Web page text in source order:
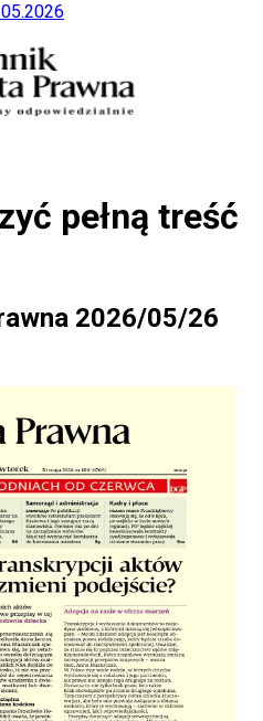
pełną treść
2026/05/26